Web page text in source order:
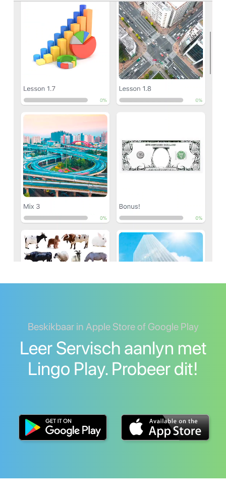
Beskikbaar in Apple Store of Google Play
Leer Servisch aanlyn met
Lingo Play. Probeer dit!